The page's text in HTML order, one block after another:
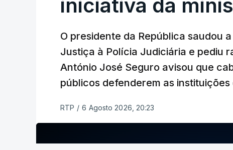
iniciativa da
O presidente da República saudou
Justiça à Polícia Judiciária e pediu
António José Seguro avisou que
públicos defenderem as
RTP / 6 Agosto 2026, 20:23